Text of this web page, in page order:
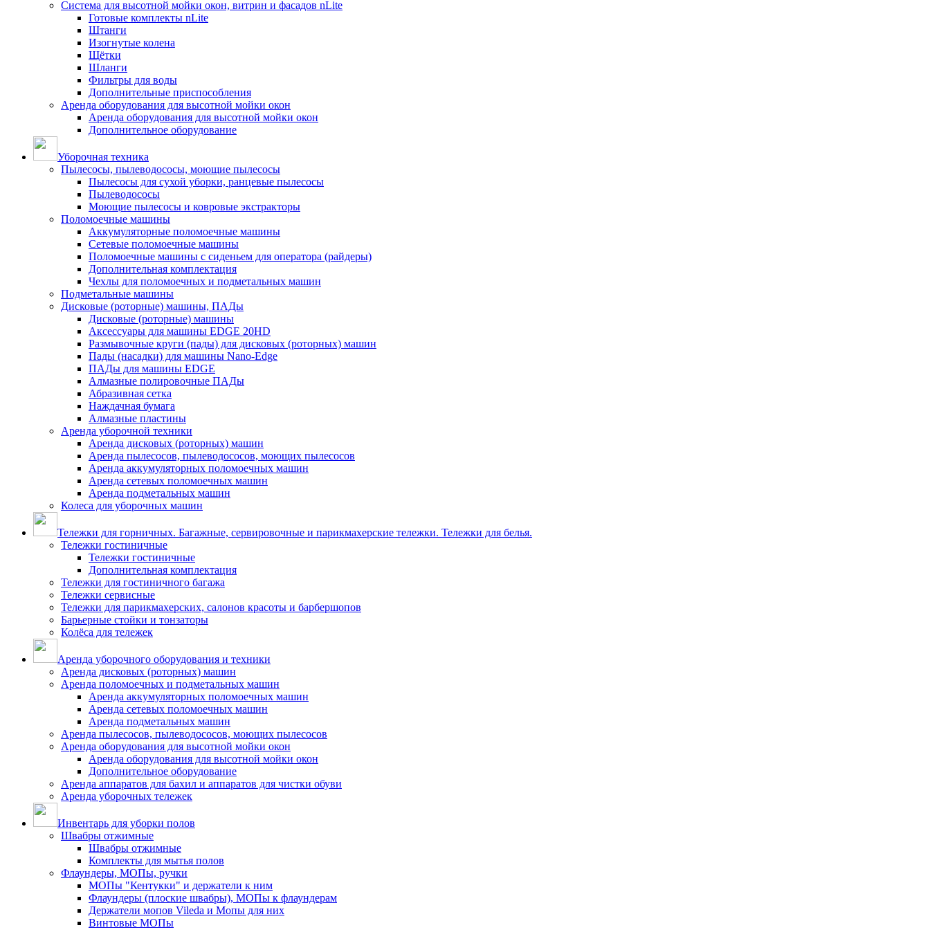
Система для высотной мойки окон, витрин и фасадов nLite
Готовые комплекты nLite
Штанги
Изогнутые колена
Щётки
Шланги
Фильтры для воды
Дополнительные приспособления
Аренда оборудования для высотной мойки окон
Аренда оборудования для высотной мойки окон
Дополнительное оборудование
Уборочная техника
Пылесосы, пылеводососы, моющие пылесосы
Пылесосы для сухой уборки, ранцевые пылесосы
Пылеводососы
Моющие пылесосы и ковровые экстракторы
Поломоечные машины
Аккумуляторные поломоечные машины
Сетевые поломоечные машины
Поломоечные машины с сиденьем для оператора (райдеры)
Дополнительная комплектация
Чехлы для поломоечных и подметальных машин
Подметальные машины
Дисковые (роторные) машины, ПАДы
Дисковые (роторные) машины
Аксессуары для машины EDGE 20HD
Размывочные круги (пады) для дисковых (роторных) машин
Пады (насадки) для машины Nano-Edge
ПАДы для машины EDGE
Алмазные полировочные ПАДы
Абразивная сетка
Наждачная бумага
Алмазные пластины
Аренда уборочной техники
Аренда дисковых (роторных) машин
Аренда пылесосов, пылеводососов, моющих пылесосов
Аренда аккумуляторных поломоечных машин
Аренда сетевых поломоечных машин
Аренда подметальных машин
Колеса для уборочных машин
Тележки для горничных. Багажные, сервировочные и парикмахерские тележки. Тележки для белья.
Тележки гостиничные
Тележки гостиничные
Дополнительная комплектация
Тележки для гостиничного багажа
Тележки сервисные
Тележки для парикмахерских, салонов красоты и барбершопов
Барьерные стойки и тонзаторы
Колёса для тележек
Аренда уборочного оборудования и техники
Аренда дисковых (роторных) машин
Аренда поломоечных и подметальных машин
Аренда аккумуляторных поломоечных машин
Аренда сетевых поломоечных машин
Аренда подметальных машин
Аренда пылесосов, пылеводососов, моющих пылесосов
Аренда оборудования для высотной мойки окон
Аренда оборудования для высотной мойки окон
Дополнительное оборудование
Аренда аппаратов для бахил и аппаратов для чистки обуви
Аренда уборочных тележек
Инвентарь для уборки полов
Швабры отжимные
Швабры отжимные
Комплекты для мытья полов
Флаундеры, МОПы, ручки
МОПы "Кентукки" и держатели к ним
Флаундеры (плоские швабры), МОПы к флаундерам
Держатели мопов Vileda и Мопы для них
Винтовые МОПы